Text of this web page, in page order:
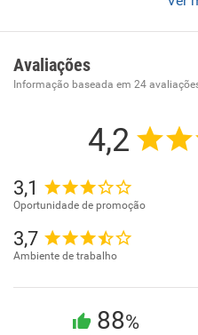
Avaliações
Informação baseada em 24
4,2
3,1
Oportunidade de promoção
3,7
Ambiente de trabalho
88%